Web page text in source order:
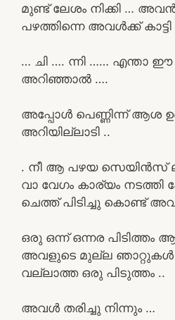
മുണ്ട് ലേശം നിക്കി …
പഴത്തിന്നെ അവൾക്ക് കാട്ടി
… ചി …. ന്നി …… എന്താ
അറിഞ്ഞാൽ ….
അപ്പോൾ പെണ്ണിന്ന് ആശ
അറിയില്ലാടി ..
. നീ ആ പഴയ സെയിൻസ്
വാ വേഗം കാര്യം
ചെത്ത് പിടിച്ചു കൊണ്ട്
ഒരു ഒന്ന് ഒന്നര
അവളുടെ മുല്ല ഞാറ്റുകൾ
വല്ലാത്ത ഒരു പിടുത്തം ..
അവൾ തരിച്ചു നിന്നും …